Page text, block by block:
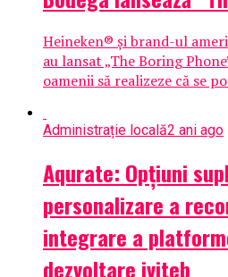
Heineken® și brand-ul
au lansat „The Boring
oamenii să realizeze că se
Administrație locală2 ani ago
Aqurate: Opțiuni
personalizare a
integrare a
dezvoltare iviteb